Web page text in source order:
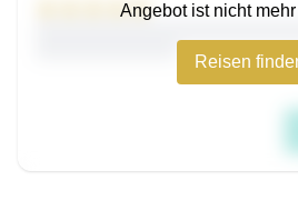
Angebot ist nicht
Reisen